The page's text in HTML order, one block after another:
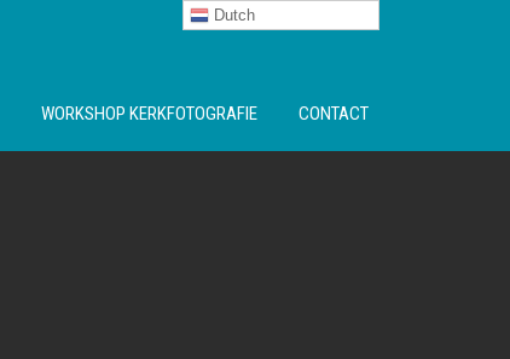
WORKSHOP KERKFOTOGRAFIE CONTACT
Dutch